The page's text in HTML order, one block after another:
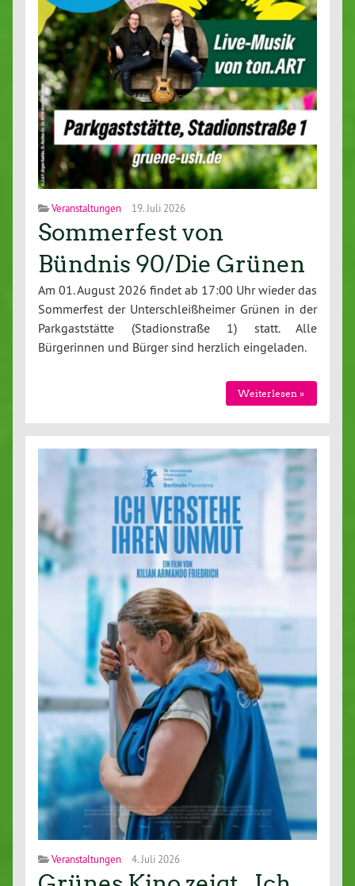
Veranstaltungen 19. Juli 2026
Sommerfest von
Bündnis 90/Die Grünen
Am 01. August 2026 findet ab 17:00 Uhr wieder das
Sommerfest der Unterschleißheimer Grünen in der
Parkgaststätte (Stadionstraße 1) statt. Alle
Bürgerinnen und Bürger sind herzlich eingeladen.
Weiterlesen »
Veranstaltungen 4. Juli 2026